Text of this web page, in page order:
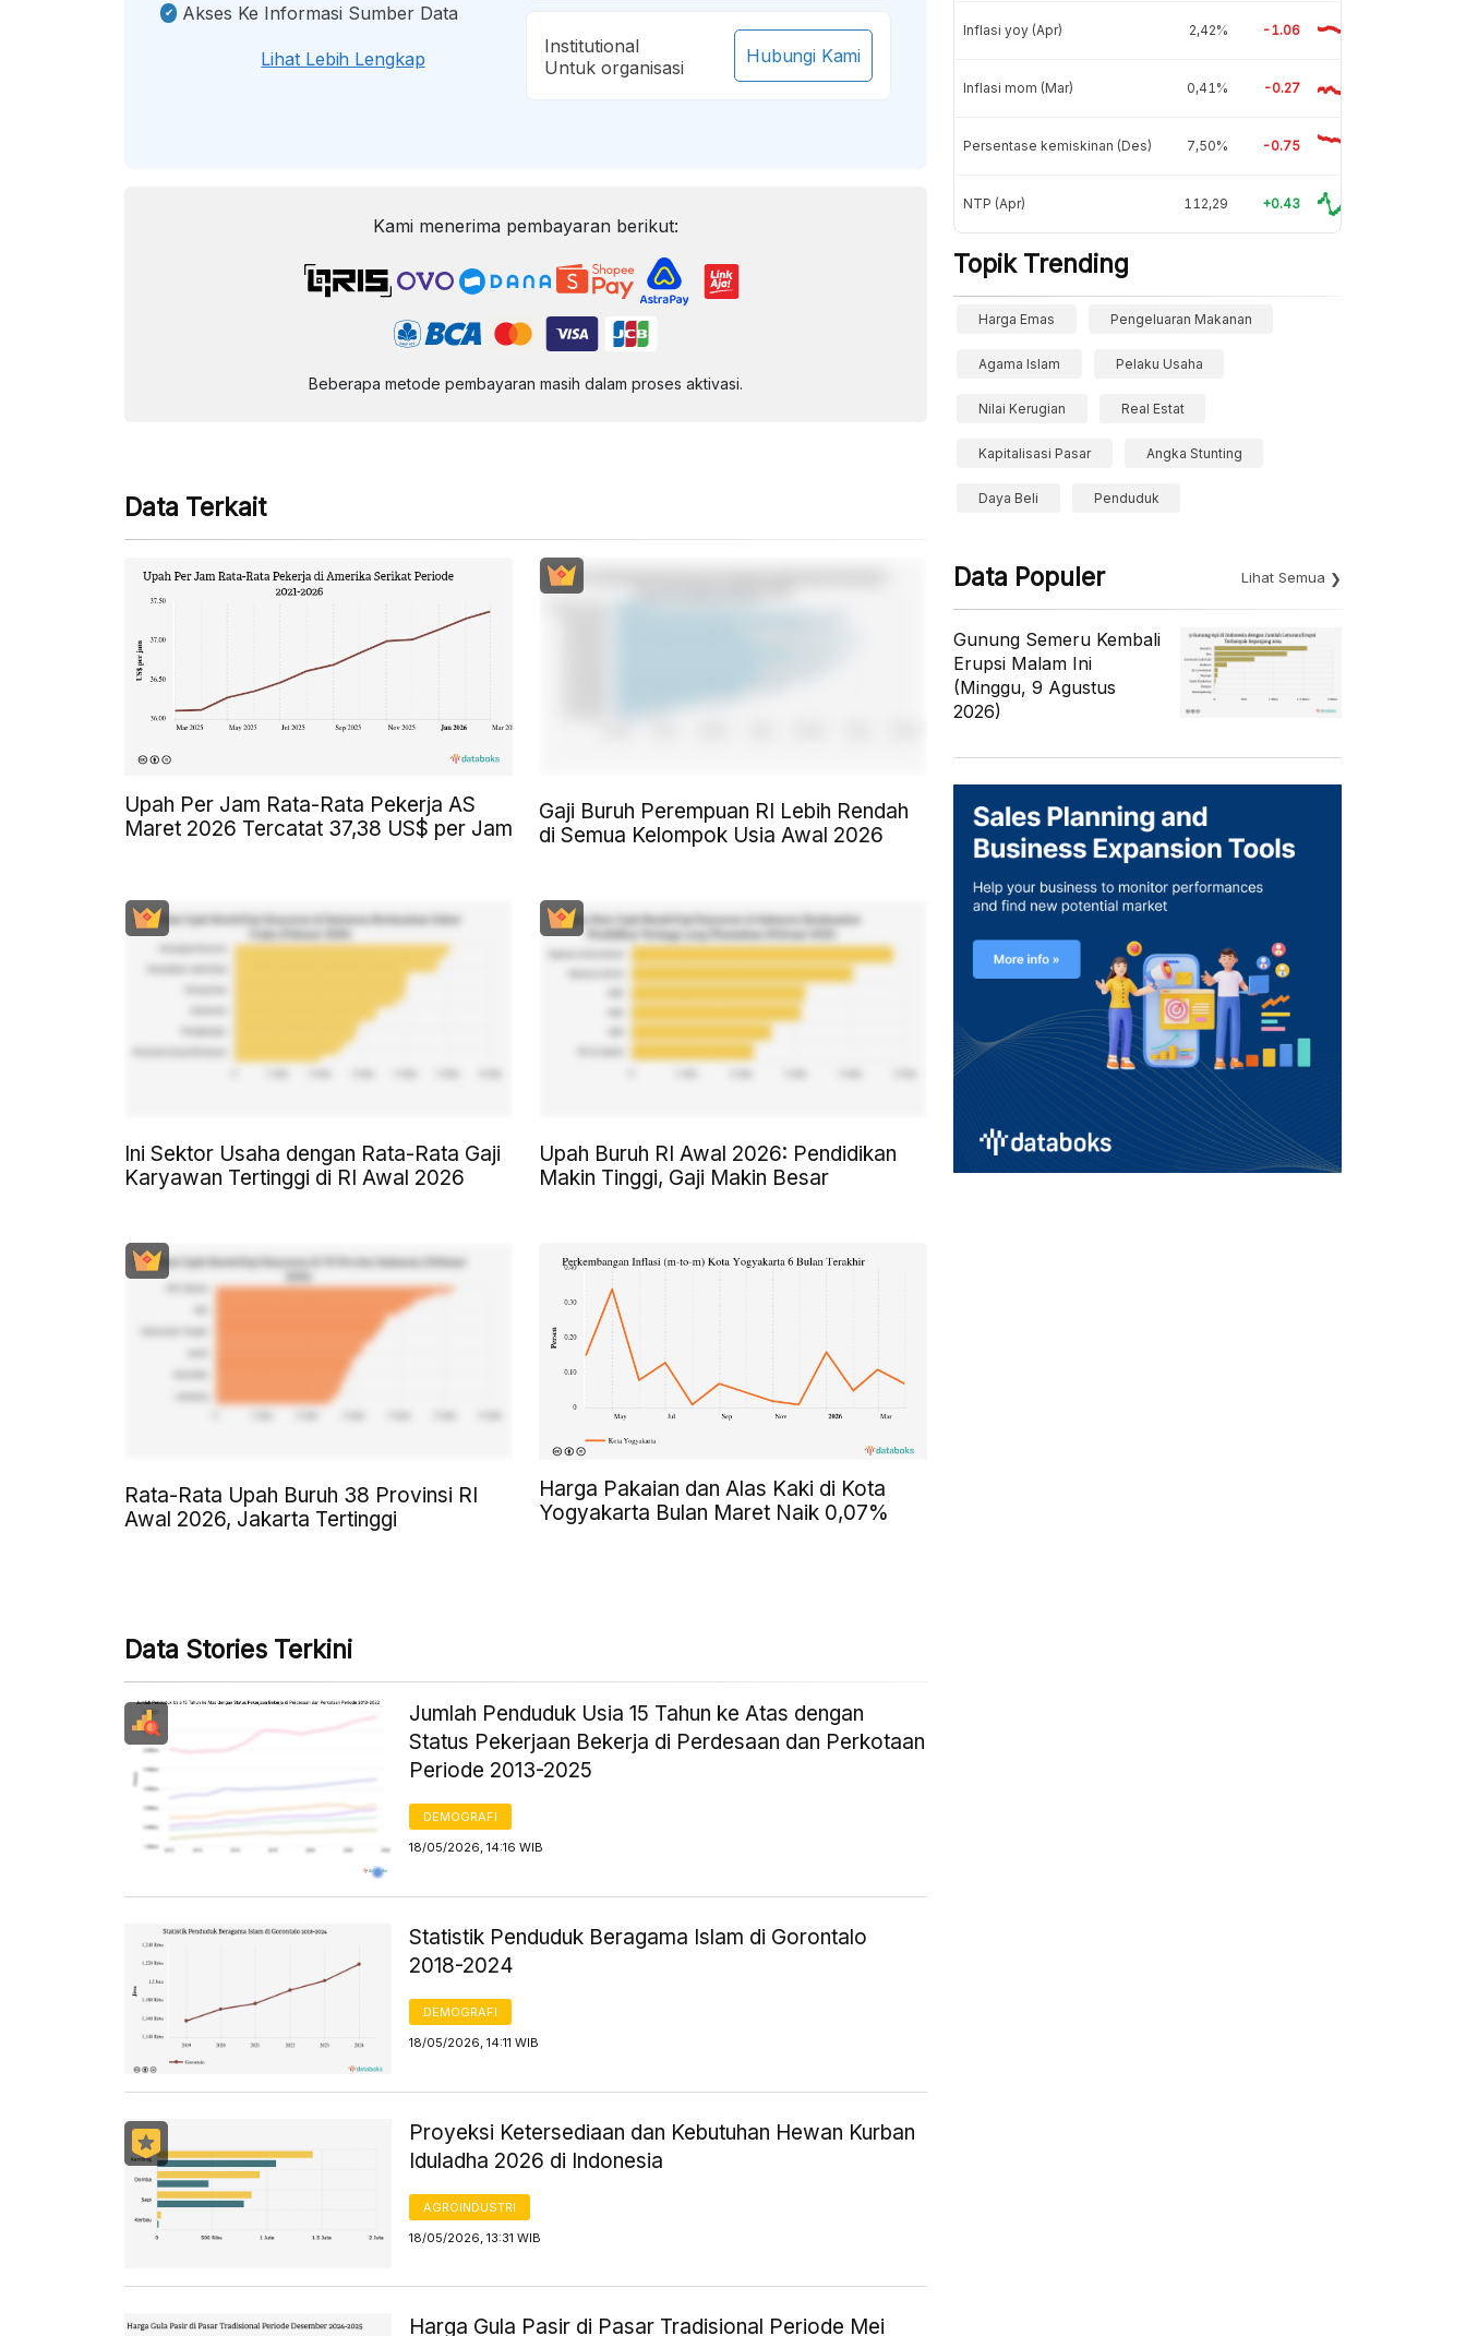
Akses Ke Informasi Sumber Data
Lihat Lebih Lengkap
Institutional
Untuk organisasi
Hubungi Kami
Kami menerima pembayaran berikut:
Beberapa metode pembayaran masih dalam proses aktivasi.
Data Terkait
Upah Per Jam Rata-Rata Pekerja AS
Maret 2026 Tercatat 37,38 US$ per Jam
Gaji Buruh Perempuan RI Lebih Rendah
di Semua Kelompok Usia Awal 2026
Ini Sektor Usaha dengan Rata-Rata Gaji
Karyawan Tertinggi di RI Awal 2026
Upah Buruh RI Awal 2026: Pendidikan
Makin Tinggi, Gaji Makin Besar
Rata-Rata Upah Buruh 38 Provinsi RI
Awal 2026, Jakarta Tertinggi
Harga Pakaian dan Alas Kaki di Kota
Yogyakarta Bulan Maret Naik 0,07%
Data Stories Terkini
Jumlah Penduduk Usia 15 Tahun ke Atas dengan
Status Pekerjaan Bekerja di Perdesaan dan Perkotaan
Periode 2013-2025
DEMOGRAFI
18/05/2026, 14:16 WIB
Statistik Penduduk Beragama Islam di Gorontalo
2018-2024
DEMOGRAFI
18/05/2026, 14:11 WIB
Proyeksi Ketersediaan dan Kebutuhan Hewan Kurban
Iduladha 2026 di Indonesia
AGROINDUSTRI
18/05/2026, 13:31 WIB
Harga Gula Pasir di Pasar Tradisional Periode Mei
Inflasi yoy (Apr) 2,42% -1.06
Inflasi mom (Mar) 0,41% -0.27
Persentase kemiskinan (Des) 7,50% -0.75
NTP (Apr) 112,29 +0.43
Topik Trending
Harga Emas Pengeluaran Makanan
Agama Islam Pelaku Usaha
Nilai Kerugian Real Estat
Kapitalisasi Pasar Angka Stunting
Daya Beli Penduduk
Data Populer Lihat Semua
Gunung Semeru Kembali
Erupsi Malam Ini
(Minggu, 9 Agustus
2026)